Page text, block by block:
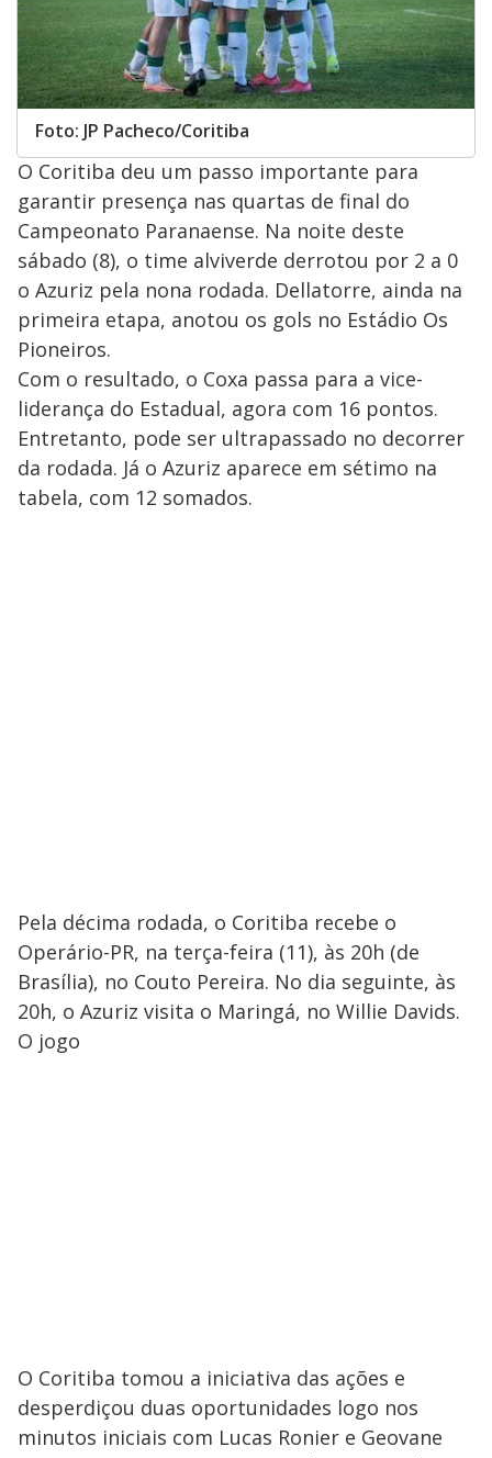
Foto: JP Pacheco/Coritiba
O Coritiba deu um passo importante para
garantir presença nas quartas de final do
Campeonato Paranaense. Na noite deste
sábado (8), o time alviverde derrotou por 2 a 0
o Azuriz pela nona rodada. Dellatorre, ainda na
primeira etapa, anotou os gols no Estádio Os
Pioneiros.
Com o resultado, o Coxa passa para a vice-
liderança do Estadual, agora com 16 pontos.
Entretanto, pode ser ultrapassado no decorrer
da rodada. Já o Azuriz aparece em sétimo na
tabela, com 12 somados.
Pela décima rodada, o Coritiba recebe o
Operário-PR, na terça-feira (11), às 20h (de
Brasília), no Couto Pereira. No dia seguinte, às
20h, o Azuriz visita o Maringá, no Willie Davids.
O jogo
O Coritiba tomou a iniciativa das ações e
desperdiçou duas oportunidades logo nos
minutos iniciais com Lucas Ronier e Geovane